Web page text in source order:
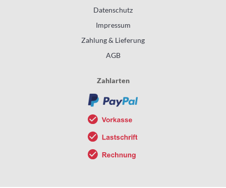
Datenschutz
Impressum
Zahlung & Lieferung
AGB
Zahlarten